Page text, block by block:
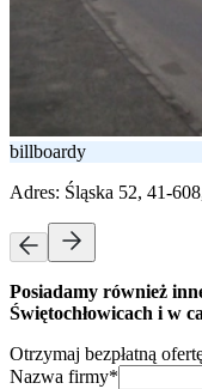
billboardy
Adres: Śląska 52, 41-
Posiadamy również
Świętochłowicach i w
Otrzymaj bezpłatną
Nazwa firmy*